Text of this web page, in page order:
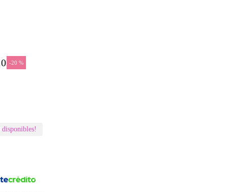
-20 %
disponibles!